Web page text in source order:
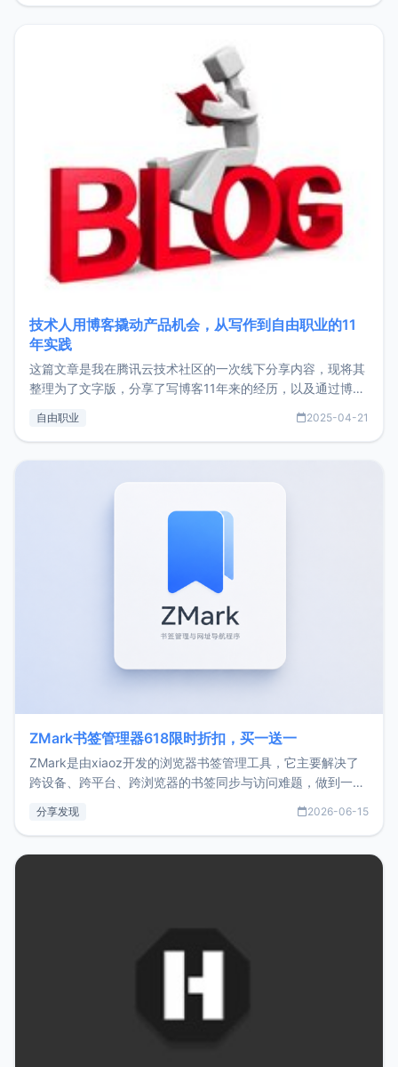
技术人用博客撬动产品机会，从写作到自由职业的11
年实践
这篇文章是我在腾讯云技术社区的一次线下分享内容，现将其
整理为了文字版，分享了写博客11年来的经历，以及通过博客
了我的首个产品ImgURL的真实数据和产品现状。自我介绍大
自由职业 2025-04-21
ZMark书签管理器618限时折扣，买一送一
ZMark是由xiaoz开发的浏览器书签管理工具，它主要解决了
跨设备、跨平台、跨浏览器的书签同步与访问难题，做到一处
用，让管理更高效。ZMark官网地址：
分享发现 2026-06-15